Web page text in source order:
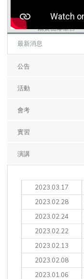
高中生專區
系資料庫平台
最新消息
公告
活動
會考
實習
演講
2023.03.17
2023.02.28
2023.02.24
2023.02.22
2023.02.13
2023.02.08
2023.01.06